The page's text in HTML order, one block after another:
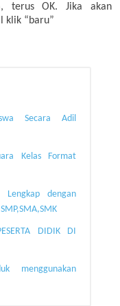
terus OK. Jika akan
klik “baru”
Secara Adil
Kelas Format
Lengkap dengan
DIDIK DI
menggunakan